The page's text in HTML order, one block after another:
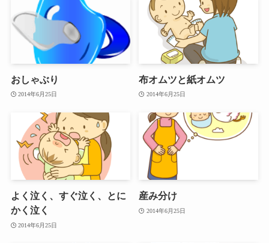
おしゃぶり
2014年6月25日
布オムツと紙オムツ
2014年6月25日
よく泣く、すぐ泣く、とに
かく泣く
2014年6月25日
産み分け
2014年6月25日